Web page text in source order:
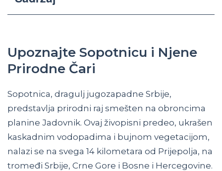
Upoznajte Sopotnicu i Njene
Prirodne Čari
Sopotnica, dragulj jugozapadne Srbije,
predstavlja prirodni raj smešten na obroncima
planine Jadovnik. Ovaj živopisni predeo, ukrašen
kaskadnim vodopadima i bujnom vegetacijom,
nalazi se na svega 14 kilometara od Prijepolja, na
tromeđi Srbije, Crne Gore i Bosne i Hercegovine.